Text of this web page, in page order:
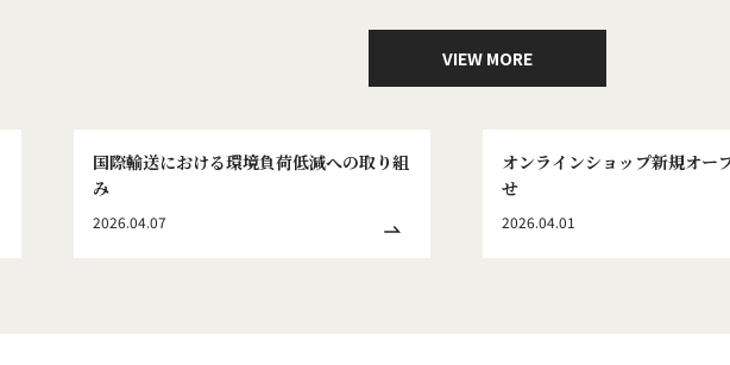
VIEW MORE
国際輸送における環境負荷低減への取り組
み
2026.04.07
オンラインショップ新規オー
せ
2026.04.01